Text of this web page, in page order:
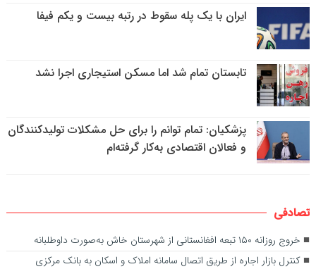
ایران با یک پله سقوط در رتبه بیست و یکم فیفا
تابستان تمام شد اما مسکن استیجاری اجرا نشد
پزشکیان: تمام توانم را برای حل مشکلات تولیدکنندگان
و فعالان اقتصادی به‌کار گرفته‌ام
تصادفی
خروج روزانه ۱۵۰ تبعه افغانستانی از شهرستان خاش به‌صورت داوطلبانه
کنترل بازار اجاره از طریق اتصال سامانه املاک و اسکان به بانک مرکزی